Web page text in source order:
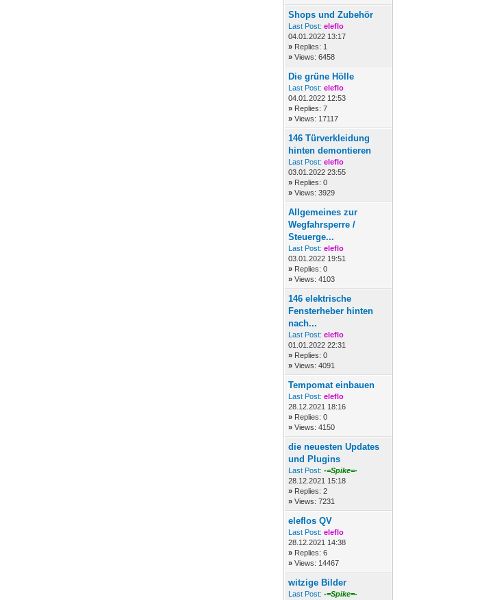
Shops und Zubehör
Last Post: eleflo
04.01.2022 13:17
» Replies: 1
»Views: 6458
Die grüne Hölle
Last Post: eleflo
04.01.2022 12:53
» Replies: 7
»Views: 17117
146 Türverkleidung
hinten demontieren
Last Post: eleflo
03.01.2022 23:55
» Replies: 0
»Views: 3929
Allgemeines zur
Wegfahrsperre /
Steuerge...
Last Post: eleflo
03.01.2022 19:51
» Replies: 0
»Views: 4103
146 elektrische
Fensterheber hinten
nach...
Last Post: eleflo
01.01.2022 22:31
» Replies: 0
»Views: 4091
Tempomat einbauen
Last Post: eleflo
28.12.2021 18:16
» Replies: 0
»Views: 4150
die neuesten Updates
und Plugins
Last Post: -=Spike=-
28.12.2021 15:18
» Replies: 2
»Views: 7231
eleflos QV
Last Post: eleflo
28.12.2021 14:38
» Replies: 6
»Views: 14467
witzige Bilder
Last Post: -=Spike=-